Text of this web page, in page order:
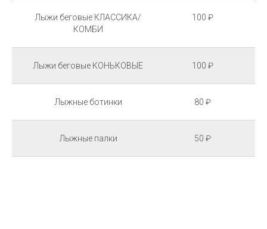
Лыжи беговые КЛАССИКА/
КОМБИ
100 ₽
Лыжи беговые КОНЬКОВЫЕ 100 ₽
Лыжные ботинки 80 ₽
Лыжные палки 50 ₽